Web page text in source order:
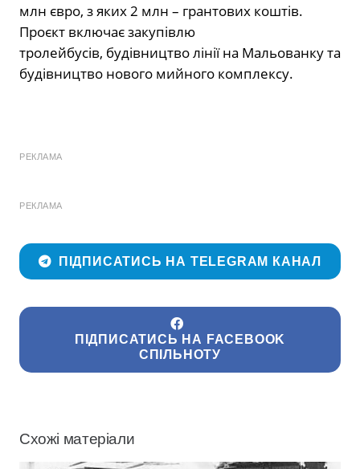
млн євро, з яких 2 млн – грантових коштів.
Проєкт включає закупівлю
тролейбусів, будівництво лінії на Мальованку та
будівництво нового мийного комплексу.
РЕКЛАМА
РЕКЛАМА
ПІДПИСАТИСЬ НА TELEGRAM КАНАЛ
ПІДПИСАТИСЬ НА FACEBOOK
СПІЛЬНОТУ
Схожі матеріали